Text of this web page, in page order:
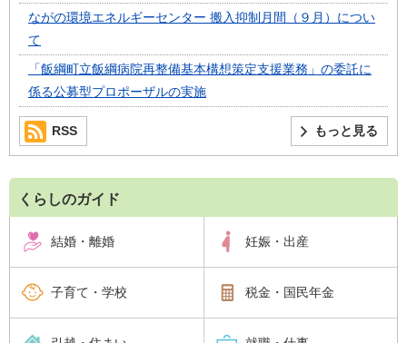
ながの環境エネルギーセンター 搬入抑制月間（９月）につい
て
「飯綱町立飯綱病院再整備基本構想策定支援業務」の委託に
係る公募型プロポーザルの実施
もっと見る
RSS
くらしのガイド
結婚・離婚 妊娠・出産
子育て・学校 税金・国民年金